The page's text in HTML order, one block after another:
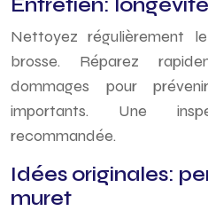
Entretien:
Nettoyez régulièrement
brosse. Réparez
dommages pour
importants. Une
recommandée.
Idées originales:
muret